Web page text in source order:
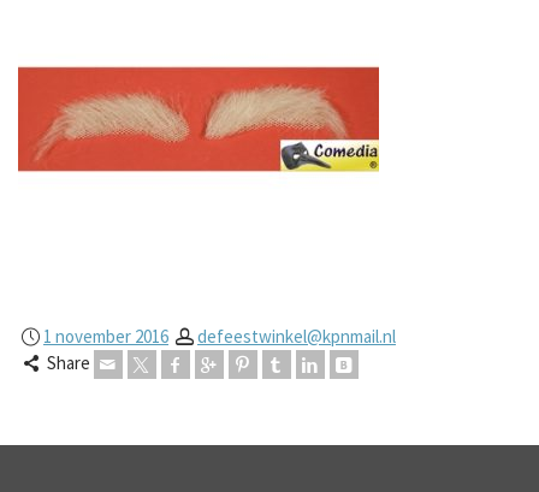
1 november 2016
defeestwinkel@kpnmail.nl
Share